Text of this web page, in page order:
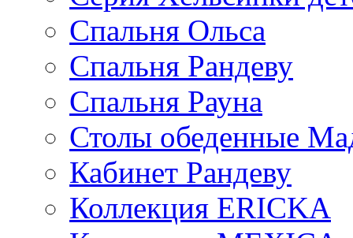
Спальня Ольса
Спальня Рандеву
Спальня Рауна
Столы обеденные
Кабинет Рандеву
Коллекция ERICKA